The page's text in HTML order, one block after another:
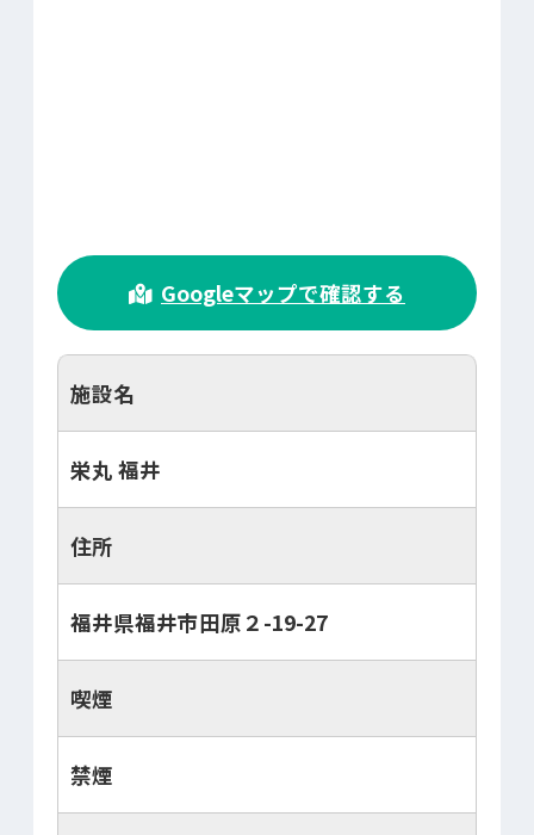
Googleマップで確認する
施設名
栄丸 福井
住所
福井県福井市田原２-19-27
喫煙
禁煙